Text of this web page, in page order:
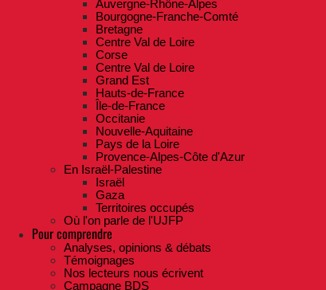
Auvergne-Rhône-Alpes
Bourgogne-Franche-Comté
Bretagne
Centre Val de Loire
Corse
Centre Val de Loire
Grand Est
Hauts-de-France
Île-de-France
Occitanie
Nouvelle-Aquitaine
Pays de la Loire
Provence-Alpes-Côte d'Azur
En Israël-Palestine
Israël
Gaza
Territoires occupés
Où l'on parle de l'UJFP
Pour comprendre
Analyses, opinions & débats
Témoignages
Nos lecteurs nous écrivent
Campagne BDS